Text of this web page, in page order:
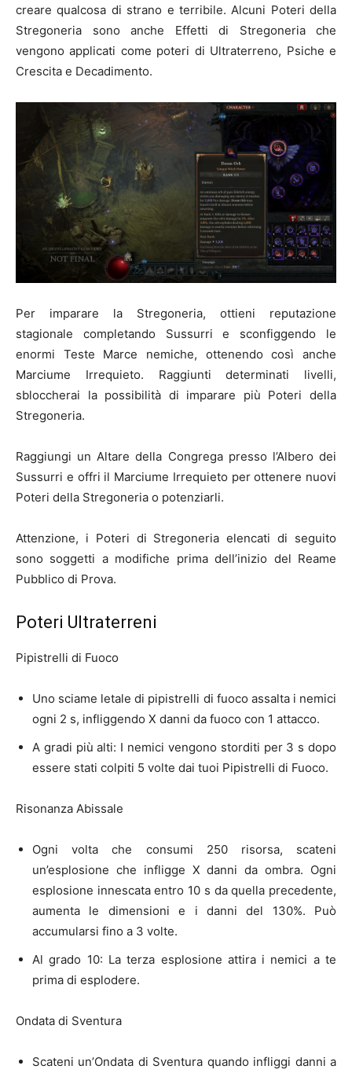
creare qualcosa di strano e terribile. Alcuni Poteri della
Stregoneria sono anche Effetti di Stregoneria che
vengono applicati come poteri di Ultraterreno, Psiche e
Crescita e Decadimento.
Per imparare la Stregoneria, ottieni reputazione
stagionale completando Sussurri e sconfiggendo le
enormi Teste Marce nemiche, ottenendo così anche
Marciume Irrequieto. Raggiunti determinati livelli,
sbloccherai la possibilità di imparare più Poteri della
Stregoneria.
Raggiungi un Altare della Congrega presso l’Albero dei
Sussurri e offri il Marciume Irrequieto per ottenere nuovi
Poteri della Stregoneria o potenziarli.
Attenzione, i Poteri di Stregoneria elencati di seguito
sono soggetti a modifiche prima dell’inizio del Reame
Pubblico di Prova.
Poteri Ultraterreni
Pipistrelli di Fuoco
Uno sciame letale di pipistrelli di fuoco assalta i nemici
ogni 2 s, infliggendo X danni da fuoco con 1 attacco.
A gradi più alti: I nemici vengono storditi per 3 s dopo
essere stati colpiti 5 volte dai tuoi Pipistrelli di Fuoco.
Risonanza Abissale
Ogni volta che consumi 250 risorsa, scateni
un’esplosione che infligge X danni da ombra. Ogni
esplosione innescata entro 10 s da quella precedente,
aumenta le dimensioni e i danni del 130%. Può
accumularsi fino a 3 volte.
Al grado 10: La terza esplosione attira i nemici a te
prima di esplodere.
Ondata di Sventura
Scateni un’Ondata di Sventura quando infliggi danni a